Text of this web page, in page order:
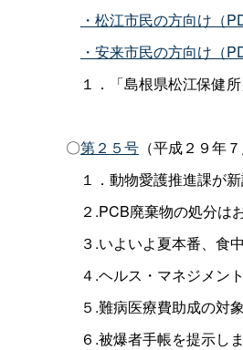
・松江市民の方向け（
・安来市民の方向け（
１．「島根県松江保健
〇第２５号 （平成２９年
１．動物愛護推進課が新
２.PCB廃棄物の処分は
３.いよいよ夏本番、食
４.ヘルス・マネジメン
５.難病医療費助成の対
６.被爆者手帳を提示し